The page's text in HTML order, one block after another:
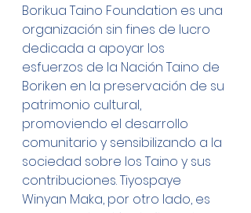
Borikua Taino Foundation es una
organización sin fines de lucro
dedicada a apoyar los
esfuerzos de la Nación Taino de
Boriken en la preservación de su
patrimonio cultural,
promoviendo el desarrollo
comunitario y sensibilizando a la
sociedad sobre los Taino y sus
contribuciones. Tiyospaye
Winyan Maka, por otro lado, es